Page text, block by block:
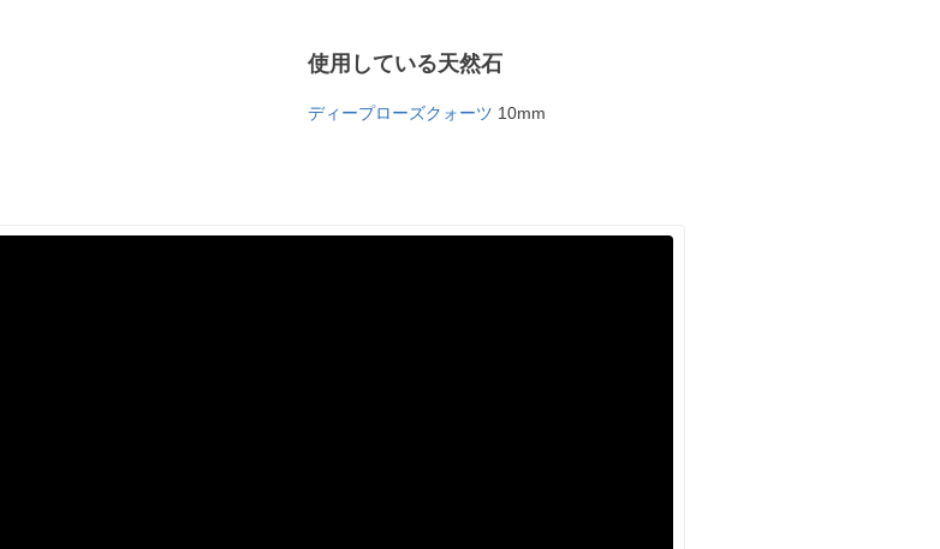
使用している天然石
ディープローズクォーツ 10mm